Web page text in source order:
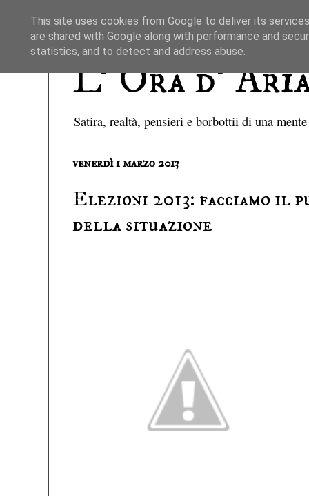
L' Ora d'
Satira, realtà, pensieri e borbottii di una
venerdì 1 marzo 2013
Elezioni 2013: facciamo il
della situazione
This site uses cookies from Google to deliver its
are shared with Google along with performance and
statistics, and to detect and address abuse.